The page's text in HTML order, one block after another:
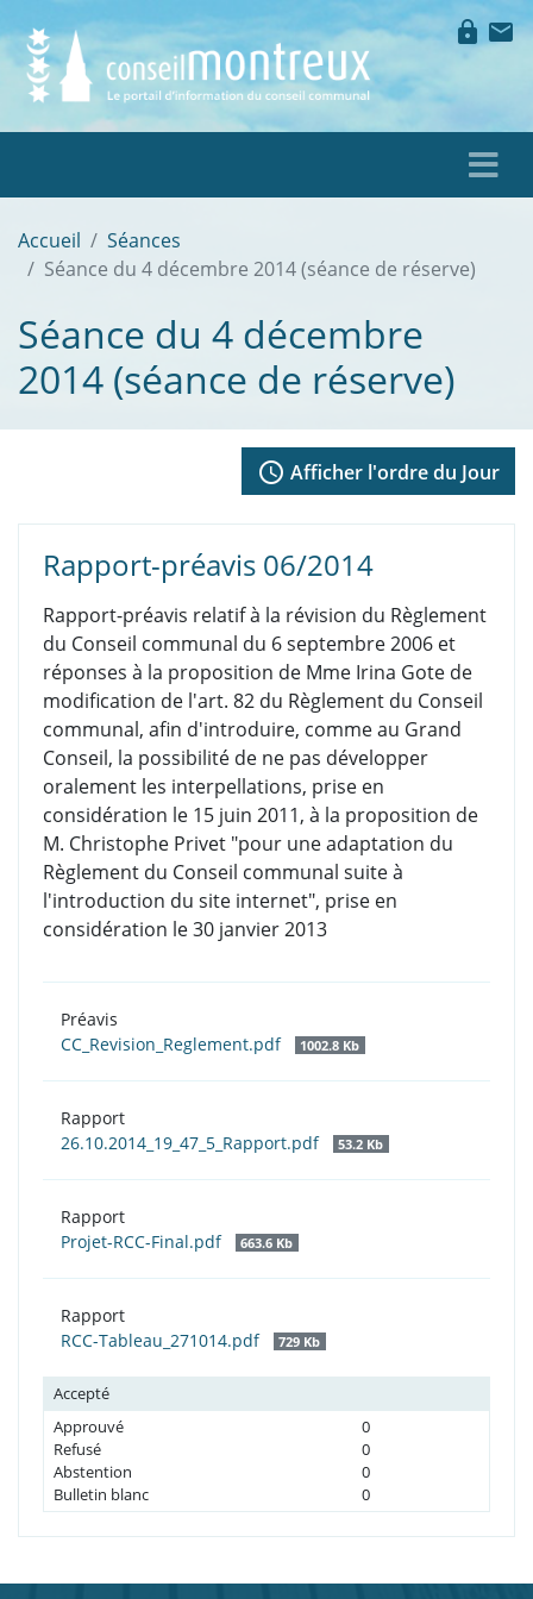
lock mail
Accueil
Séances
Séance du 4 décembre 2014 (séance de réserve)
Séance du 4 décembre
2014 (séance de réserve)
access_time Afficher l'ordre du Jour
Rapport-préavis 06/2014
Rapport-préavis relatif à la révision du Règlement
du Conseil communal du 6 septembre 2006 et
réponses à la proposition de Mme Irina Gote de
modification de l'art. 82 du Règlement du Conseil
communal, afin d'introduire, comme au Grand
Conseil, la possibilité de ne pas développer
oralement les interpellations, prise en
considération le 15 juin 2011, à la proposition de
M. Christophe Privet "pour une adaptation du
Règlement du Conseil communal suite à
l'introduction du site internet", prise en
considération le 30 janvier 2013
Préavis
CC_Revision_Reglement.pdf
1002.8 Kb
Rapport
26.10.2014_19_47_5_Rapport.pdf
53.2 Kb
Rapport
Projet-RCC-Final.pdf
663.6 Kb
Rapport
RCC-Tableau_271014.pdf
729 Kb
Accepté
Approuvé
0
Refusé
0
Abstention
0
Bulletin blanc
0